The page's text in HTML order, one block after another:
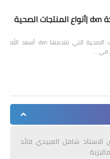
كتالوج منتجات شركة dxn |أنواع المنتجات الصحية
كتالوج منتجات شركة dxn |أنواع المنتجات الصحية التي تقدمها dxn أسعد الله
في …
شامل العبيدي قائد